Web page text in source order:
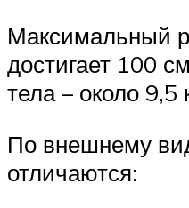
Максимальный
достигает 100
тела – около 9,5
По внешнему
отличаются: